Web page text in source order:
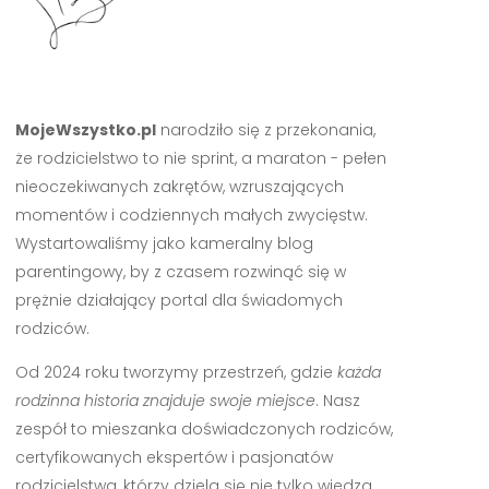
MojeWszystko.plnarodziło się z przekonania,
że rodzicielstwo to nie sprint, a maraton - pełen
nieoczekiwanych zakrętów, wzruszających
momentów i codziennych małych zwycięstw.
Wystartowaliśmy jako kameralny blog
parentingowy, by z czasem rozwinąć się w
prężnie działający portal dla świadomych
rodziców.
Od 2024 roku tworzymy przestrzeń, gdzie każda
rodzinna historia znajduje swoje miejsce. Nasz
zespół to mieszanka doświadczonych rodziców,
certyfikowanych ekspertów i pasjonatów